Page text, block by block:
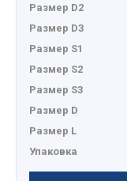
Размер D2
Размер D3
Размер S1
Размер S2
Размер S3
Размер D
Размер L
Упаковка